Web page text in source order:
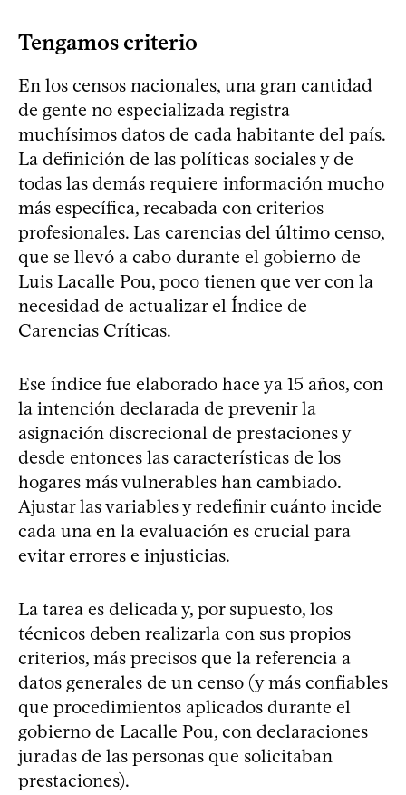
Tengamos criterio
En los censos nacionales, una gran cantidad
de gente no especializada registra
muchísimos datos de cada habitante del país.
La definición de las políticas sociales y de
todas las demás requiere información mucho
más específica, recabada con criterios
profesionales. Las carencias del último censo,
que se llevó a cabo durante el gobierno de
Luis Lacalle Pou, poco tienen que ver con la
necesidad de actualizar el Índice de
Carencias Críticas.
Ese índice fue elaborado hace ya 15 años, con
la intención declarada de prevenir la
asignación discrecional de prestaciones y
desde entonces las características de los
hogares más vulnerables han cambiado.
Ajustar las variables y redefinir cuánto incide
cada una en la evaluación es crucial para
evitar errores e injusticias.
La tarea es delicada y, por supuesto, los
técnicos deben realizarla con sus propios
criterios, más precisos que la referencia a
datos generales de un censo (y más confiables
que procedimientos aplicados durante el
gobierno de Lacalle Pou, con declaraciones
juradas de las personas que solicitaban
prestaciones).